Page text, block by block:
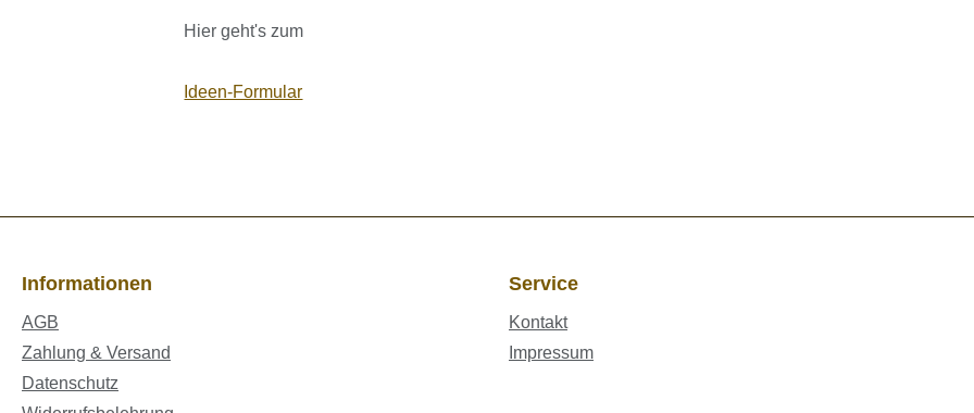
Hier geht's zum
Ideen-Formular
Informationen
AGB
Zahlung & Versand
Datenschutz
Service
Kontakt
Impressum